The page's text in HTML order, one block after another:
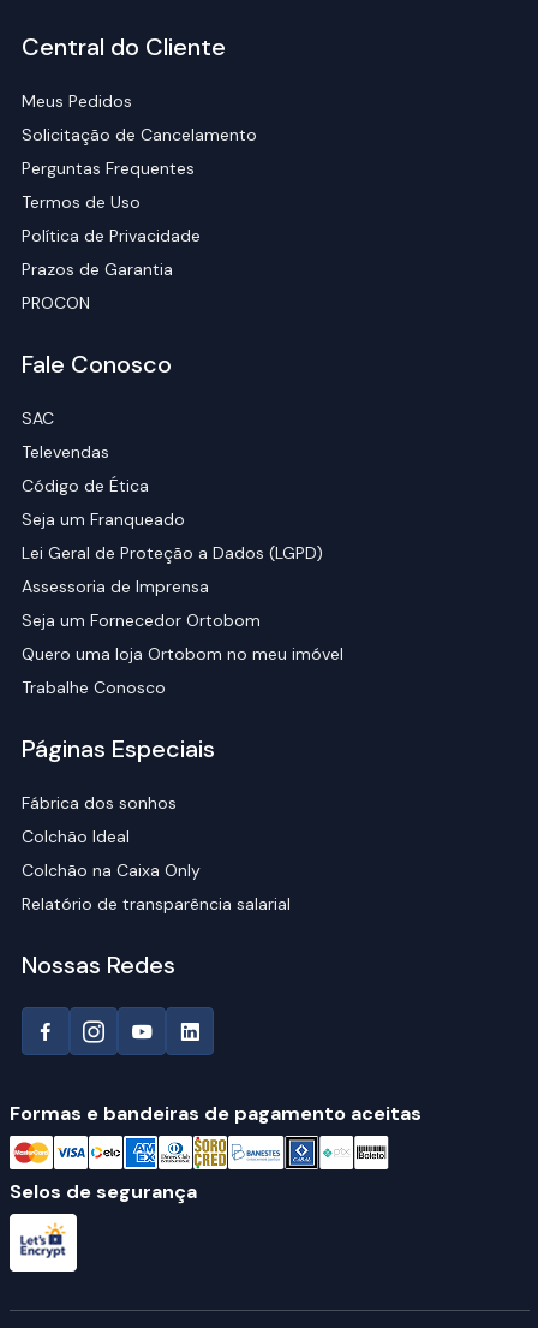
Central do Cliente
Meus Pedidos
Solicitação de Cancelamento
Perguntas Frequentes
Termos de Uso
Política de Privacidade
Prazos de Garantia
PROCON
Fale Conosco
SAC
Televendas
Código de Ética
Seja um Franqueado
Lei Geral de Proteção a Dados (LGPD)
Assessoria de Imprensa
Seja um Fornecedor Ortobom
Quero uma loja Ortobom no meu imóvel
Trabalhe Conosco
Páginas Especiais
Fábrica dos sonhos
Colchão Ideal
Colchão na Caixa Only
Relatório de transparência salarial
Nossas Redes
Formas e bandeiras de pagamento aceitas
Selos de segurança